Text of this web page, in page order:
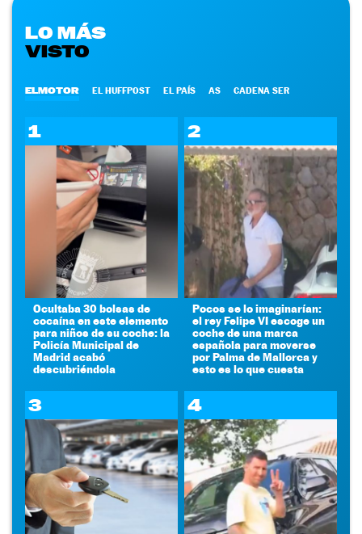
LO MÁS
VISTO
ELMOTOR EL HUFFPOST EL PAÍS AS CADENA SER
1
Ocultaba 30 bolsas de
cocaína en este elemento
para niños de su coche: la
Policía Municipal de
Madrid acabó
descubriéndola
2
Pocos se lo imaginarían:
el rey Felipe VI escoge un
coche de una marca
española para moverse
por Palma de Mallorca y
esto es lo que cuesta
3 4